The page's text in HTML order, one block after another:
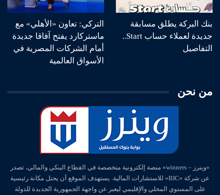
بنك البركة يطلق مسابقة
جديدة لعملاء حساب Start..
التفاصيل
التركي: تعاون «الأهلي» مع
ماستركارد يفتح آفاقا جديدة
أمام الشركات المصرية في
الأسواق العالمية
من نحن
«وينرز – winners» منصة إلكترونية متخصصة في القطاع البنكي والمالي، تصدر
عن شركة «BIC» للاستشارات المالية. يستهدف الموقع أن يحتل مكانة رئيسية
على المستوي المحلي والإقليمي ليعبر عن واجهة الجمهورية الجديدة للدولة